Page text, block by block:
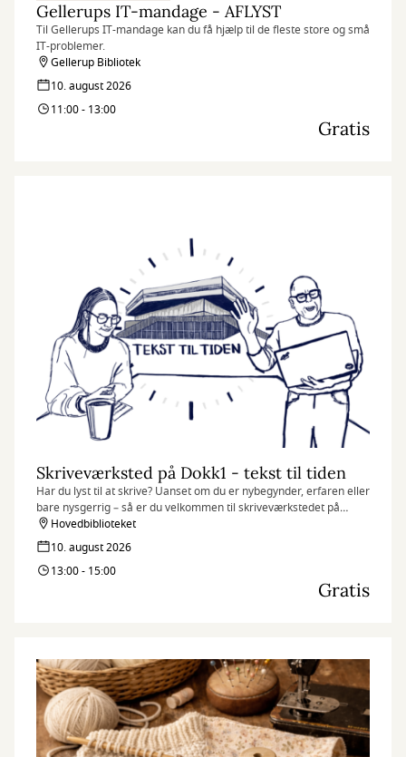
Gellerups IT-mandage - AFLYST
Til Gellerups IT-mandage kan du få hjælp til de fleste store og små
IT-problemer.
Gellerup Bibliotek
10. august 2026
11:00 - 13:00
Gratis
Skriveværksted på Dokk1 - tekst til tiden
Har du lyst til at skrive? Uanset om du er nybegynder, erfaren eller
bare nysgerrig – så er du velkommen til skriveværkstedet på
Dokk1. Her handler det ikke om at skrive korrekt, men om at
slippe fantasien løs og finde glæde i sproget.
Hovedbiblioteket
10. august 2026
13:00 - 15:00
Gratis